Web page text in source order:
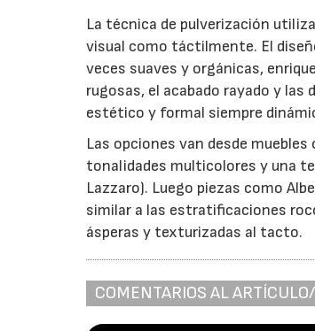
La técnica de pulverización
visual como táctilmente. El
veces suaves y orgánicas,
rugosas, el acabado rayado y
estético y formal siempre
Las opciones van desde
tonalidades multicolores y una
Lazzaro). Luego piezas como
similar a las estratificaciones
ásperas y texturizadas al tacto.
COMENTARIOS AL